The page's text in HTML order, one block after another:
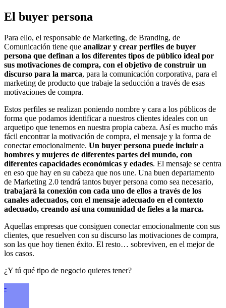
El buyer persona
Para ello, el responsable de Marketing, de Branding, de
Comunicación tiene que analizar y crear perfiles de buyer
persona que definan a los diferentes tipos de público ideal por
sus motivaciones de compra, con el objetivo de construir un
discurso para la marca, para la comunicación corporativa, para el
marketing de producto que trabaje la seducción a través de esas
motivaciones de compra.
Estos perfiles se realizan poniendo nombre y cara a los públicos de
forma que podamos identificar a nuestros clientes ideales con un
arquetipo que tenemos en nuestra propia cabeza. Así es mucho más
fácil encontrar la motivación de compra, el mensaje y la forma de
conectar emocionalmente. Un buyer persona puede incluir a
hombres y mujeres de diferentes partes del mundo, con
diferentes capacidades económicas y edades. El mensaje se centra
en eso que hay en su cabeza que nos une. Una buen departamento
de Marketing 2.0 tendrá tantos buyer persona como sea necesario,
trabajará la conexión con cada uno de ellos a través de los
canales adecuados, con el mensaje adecuado en el contexto
adecuado, creando así una comunidad de fieles a la marca.
Aquellas empresas que consiguen conectar emocionalmente con sus
clientes, que resuelven con su discurso las motivaciones de compra,
son las que hoy tienen éxito. El resto… sobreviven, en el mejor de
los casos.
¿Y tú qué tipo de negocio quieres tener?
-